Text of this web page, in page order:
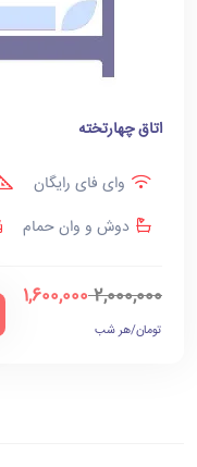
اتاق چهارتخته
وای فای رایگان
دوش و وان حمام
2,000,000
1,600,000
تومان/هر شب